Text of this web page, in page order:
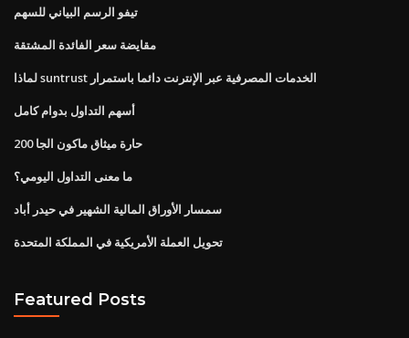
تيفو الرسم البياني للسهم
مقايضة سعر الفائدة المشتقة
لماذا suntrust الخدمات المصرفية عبر الإنترنت دائما باستمرار
أسهم التداول بدوام كامل
200 حارة ميثاق ماكون الجا
ما معنى التداول اليومي؟
سمسار الأوراق المالية الشهير في حيدر أباد
تحويل العملة الأمريكية في المملكة المتحدة
Featured Posts